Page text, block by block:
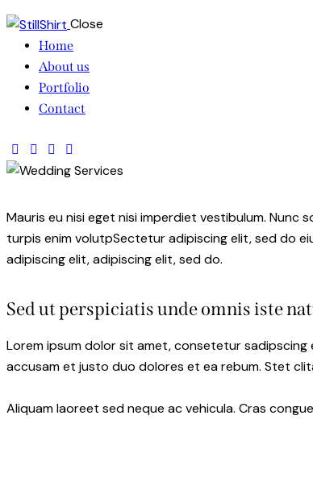
Close
Home
About us
Portfolio
Contact
Mauris eu nisi eget nisi imperdiet vestibulum.
turpis enim volutpSectetur adipiscing elit, sed do
adipiscing elit, adipiscing elit, sed do.
Sed ut perspiciatis unde omnis iste
Lorem ipsum dolor sit amet, consetetur
accusam et justo duo dolores et ea rebum. Stet
Aliquam laoreet sed neque ac vehicula. Cras